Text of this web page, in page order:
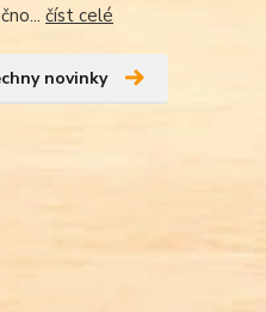
číst celé
novinky